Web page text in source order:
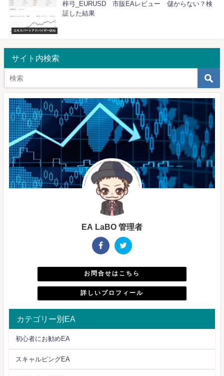
エキスパートアドバイザー(EA)
梓弓_EURUSD 市販EAレビュー 儲からない？検
証した結果
サイト内検索
EA LaBO 管理者
お問合せはこちら
詳しいプロフィール
カテゴリー別EA
初心者にお勧めEA
スキャルピングEA